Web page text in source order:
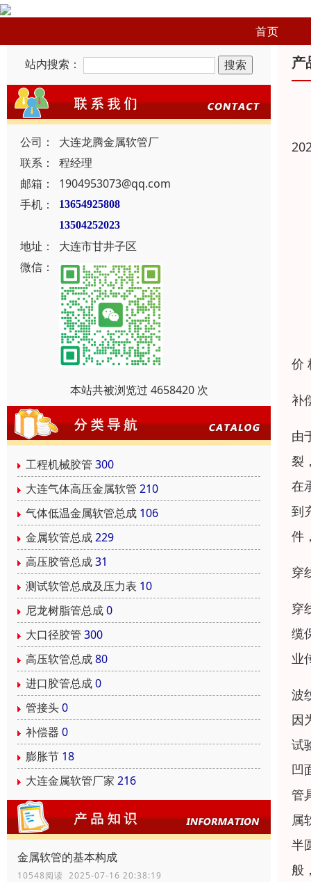
首页
站内搜索：
公司：
大连龙腾金属软管厂
联系：
程经理
邮箱：
1904953073@qq.com
手机：
13654925808
13504252023
地址：
大连市甘井子区
微信：
本站共被浏览过 4658420 次
工程机械胶管 300
大连气体高压金属软管 210
气体低温金属软管总成 106
金属软管总成229
高压胶管总成31
测试软管总成及压力表 10
尼龙树脂管总成0
大口径胶管 300
高压软管总成80
进口胶管总成0
管接头0
补偿器 0
膨胀节 18
大连金属软管厂家 216
金属软管的基本构成
10548阅读 2025-07-16 20:38:19
产
价
补
由
裂
在
到
件
穿
穿
缆
业
波
因
试
凹
管
属
半
般